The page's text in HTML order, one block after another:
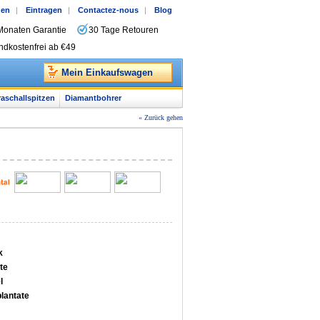
| Eintragen | Contactez-nous | Blog
Garantie
30 Tage Retouren
ab €49
Mein Einkaufswagen
Diamantbohrer
« Zurück gehen